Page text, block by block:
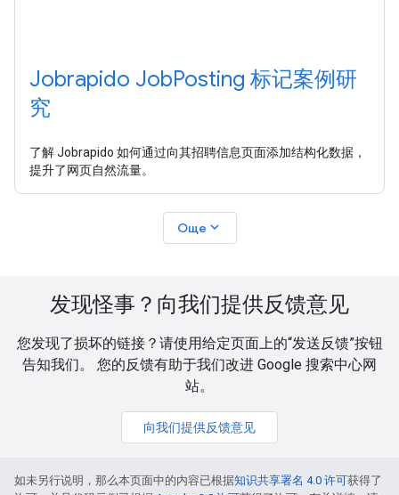
Jobrapido JobPosting 标记案例研
究
了解 Jobrapido 如何通过向其招聘信息页面添加结构化数据，
提升了网页自然流量。
Още expand_more
发现怪事？向我们提供反馈意见
您发现了损坏的链接？请使用给定页面上的“发送反馈”按钮
告知我们。 您的反馈有助于我们改进 Google 搜索中心网
站。
向我们提供反馈意见
如未另行说明，那么本页面中的内容已根据知识共享署名 4.0 许可获得了